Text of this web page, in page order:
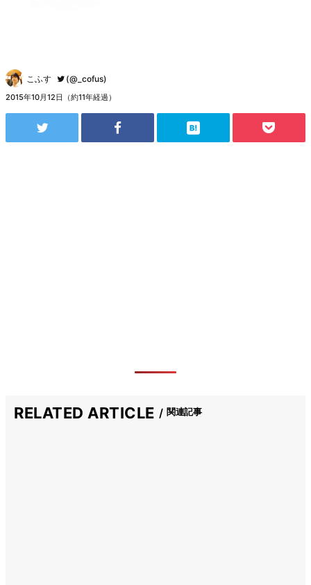
こふす (@_cofus)
2015年10月12日（約11年経過）
RELATED ARTICLE 関連記事